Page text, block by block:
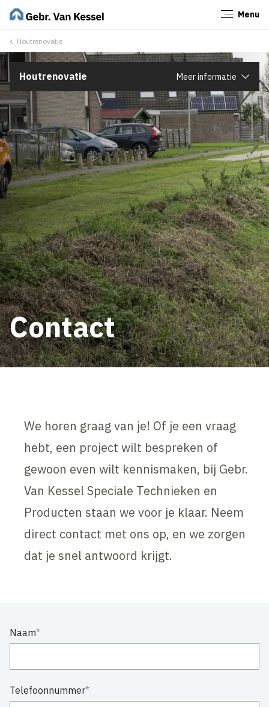
Menu
Houtrenovatie
Houtrenovatie Meer informatie
Contact
We horen graag van je! Of je een vraag
hebt, een project wilt bespreken of
gewoon even wilt kennismaken, bij Gebr.
Van Kessel Speciale Technieken en
Producten staan we voor je klaar. Neem
direct contact met ons op, en we zorgen
dat je snel antwoord krijgt.
Naam
Telefoonnummer
Sluiten